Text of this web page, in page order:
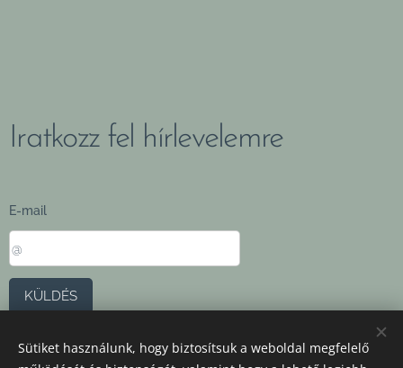
Iratkozz fel hírlevelemre
E-mail
KÜLDÉS
Sütiket használunk, hogy biztosítsuk a weboldal megfelelő